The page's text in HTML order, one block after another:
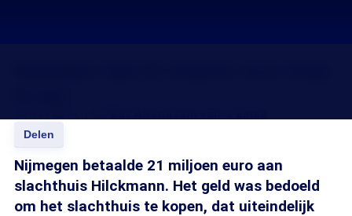
Delen
Nijmegen betaalde 21 miljoen euro aan
slachthuis Hilckmann. Het geld was bedoeld
om het slachthuis te kopen, dat uiteindelijk